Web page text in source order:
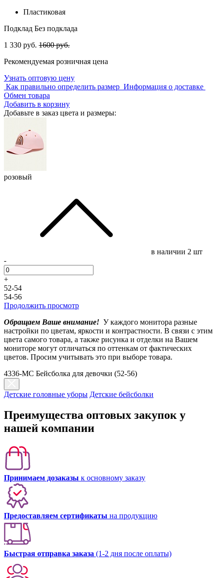
Пластиковая
Подклад Без подклада
1 330 руб. 1600 руб.
Рекомендуемая розничная цена
Узнать оптовую цену
Как правильно определить размер Информация о доставке
Обмен товара
Добавить в корзину
Добавьте в заказ цвета и размеры:
розовый
в наличии 2 шт
-
+
52-54
54-56
Продолжить просмотр
Обращаем Ваше внимание! У каждого монитора разные
настройки по цветам, яркости и контрастности. В связи с этим
цвета самого товара, а также рисунка и отделки на Вашем
мониторе могут отличаться по оттенкам от фактических
цветов. Просим учитывать это при выборе товара.
4336-МС Бейсболка для девочки (52-56)
Детские головные уборы Детские бейсболки
Преимущества оптовых закупок у
нашей компании
Принимаем дозаказы к основному заказу
Предоставляем сертификаты на продукцию
Быстрая отправка заказа (1-2 дня после оплаты)